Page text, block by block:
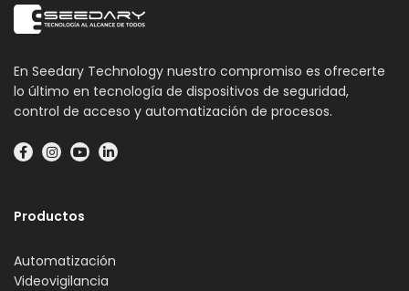
En Seedary Technology nuestro compromiso es ofrecerte
lo último en tecnología de dispositivos de seguridad,
control de acceso y automatización de procesos.
Productos
Automatización
Videovigilancia